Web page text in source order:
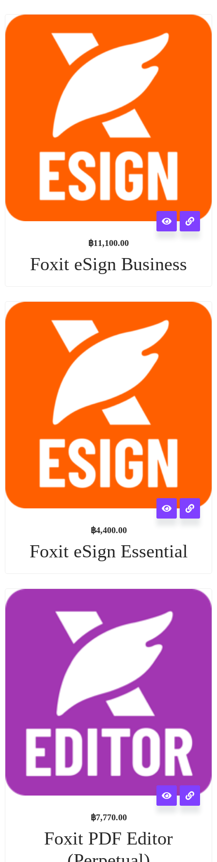
฿11,100.00
Foxit eSign Business
฿4,400.00
Foxit eSign Essential
฿7,770.00
Foxit PDF Editor